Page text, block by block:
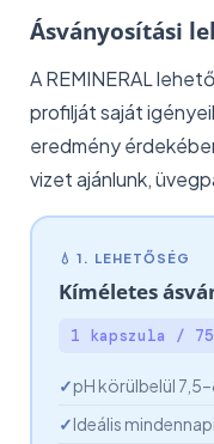
Ásványosítási
A REMINERAL
profilját saját
eredmény
vizet ajánlunk,
💧 1. LEHETŐSÉG
Kíméletes
1 kapszula /
pH körülbelül
Ideális